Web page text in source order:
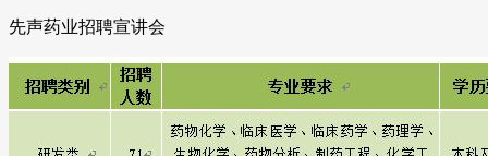
先声药业招聘宣讲会